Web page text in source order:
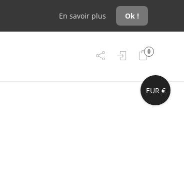
En savoir plus Ok !
0
EUR €